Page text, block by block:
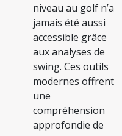
niveau au golf n’a
jamais été aussi
accessible grâce
aux analyses de
swing. Ces outils
modernes offrent
une
compréhension
approfondie de